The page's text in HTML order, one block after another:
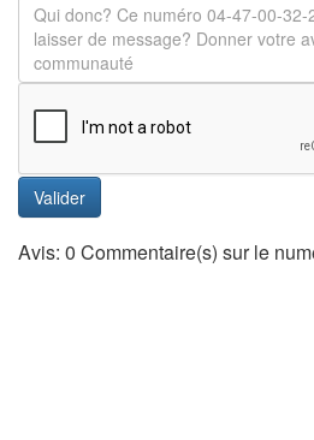
Valider
Avis: 0 Commentaire(s) sur le